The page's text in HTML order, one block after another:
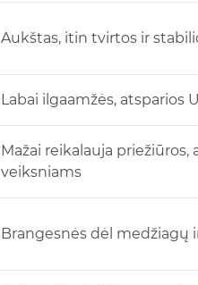
Aukštas, itin tvirtos ir
Labai ilgaamžės, atsparios
Mažai reikalauja priežiūros,
veiksniams
Brangesnės dėl medžiagų